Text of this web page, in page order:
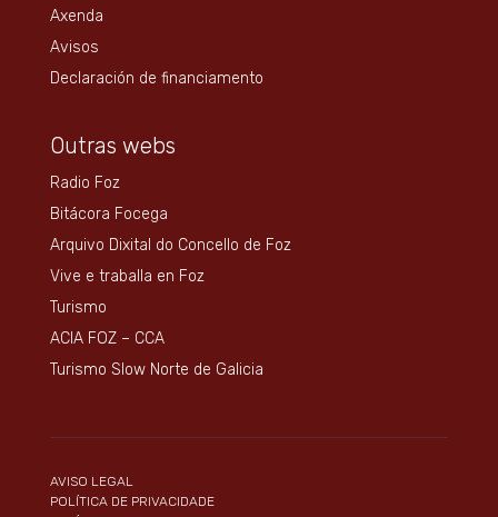
Axenda
Avisos
Declaración de financiamento
Outras webs
Radio Foz
Bitácora Focega
Arquivo Dixital do Concello de Foz
Vive e traballa en Foz
Turismo
ACIA FOZ – CCA
Turismo Slow Norte de Galicia
AVISO LEGAL
POLÍTICA DE PRIVACIDADE